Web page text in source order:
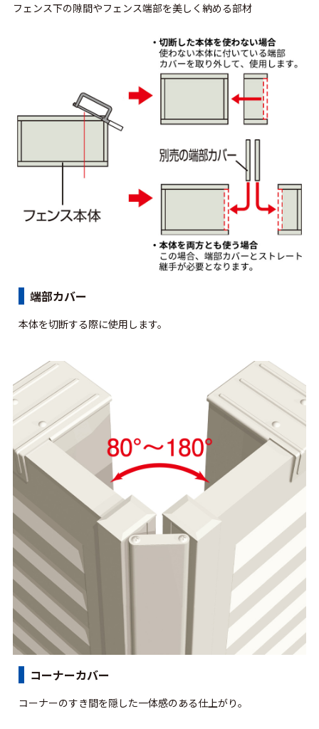
フェンス下の隙間やフェンス端部を美しく納める部材
端部カバー
本体を切断する際に使用します。
コーナーカバー
コーナーのすき間を隠した一体感のある仕上がり。